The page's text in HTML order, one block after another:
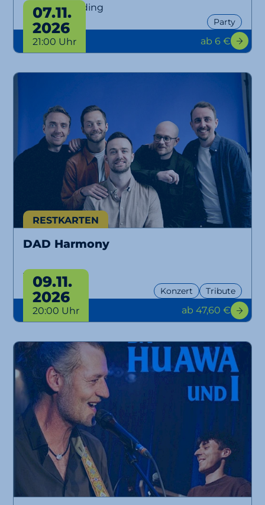
Ü30 Party Erding
Party
07.11.
2026
21:00 Uhr ab 6 €
RESTKARTEN
DAD Harmony
Tour 2026
Konzert Tribute
09.11.
2026
20:00 Uhr ab 47,60 €